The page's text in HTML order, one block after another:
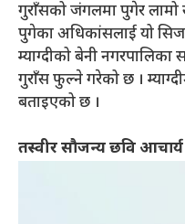
गुराँसको जंगलमा पुगेर लामो
पुगेका अधिकांसलाई यो
म्याग्दीको बेनी
गुराँस फुल्ने गरेको छ ।
बताइएको छ ।
तस्वीर सौजन्य छवि आचार्य